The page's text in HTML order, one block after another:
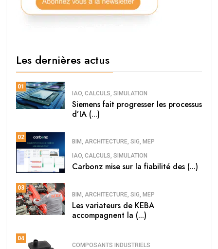
Les dernières actus
01
IAO, CALCULS, SIMULATION
Siemens fait progresser les processus
d’IA (...)
02
BIM, ARCHITECTURE, SIG, MEP
IAO, CALCULS, SIMULATION
Carbonz mise sur la fiabilité des (...)
03
BIM, ARCHITECTURE, SIG, MEP
Les variateurs de KEBA
accompagnent la (...)
04
COMPOSANTS INDUSTRIELS